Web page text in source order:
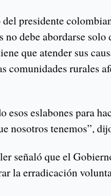
presidente
debe abordarse solo
que atender sus
comunidades rurales
esos eslabones para
nosotros tenemos”,
señaló que el
la erradicación